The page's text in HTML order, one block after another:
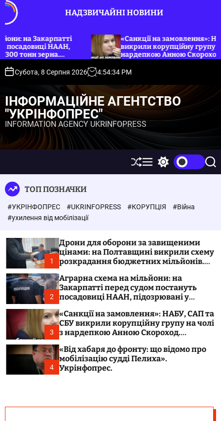
т
с
НАДЗВИЧАЙНІ НОВИНИ
«Санкції на замовлення»: НАБУ, САП та СБУ
викрили корупційну групу на чолі з
нардепкою Анною Скороход. Укрінфопрес.
Субота, 8 Серпня 2026 4:54:35 PM
ІНФОРМАЦІЙНЕ АГЕНТСТВО
"УКРІНФОПРЕС"
INFORMATION AGENCY UKRINFOPRESS
П
е
а
а
т
и
М
е е
и
к
о
л
ь
р
о
в
г
о
р
ж
и
П
о
ТОП ПОЗНАЧКИ
#УКРІНФОПРЕС #UKRINFOPRESS #КОРУПЦІЯ
#Війна
#ухилення від мобілізації
1
Дрони для оборони за завищеними
цінами: на Полтавщині викрили схему
розкрадання бюджетних мільйонів.
2
Аграрна схема на мільйони: на
Закарпатті перед судом постануть
посадовиці НААН, підозрювані у
3
«Санкції на замовлення»: НАБУ, САП та
СБУ викрили корупційну групу на чолі
з нардепкою Анною Скороход.
4
«Від хабаря до фронту: що відомо про
мобілізацію судді Пелиха».
Укрінфопрес.